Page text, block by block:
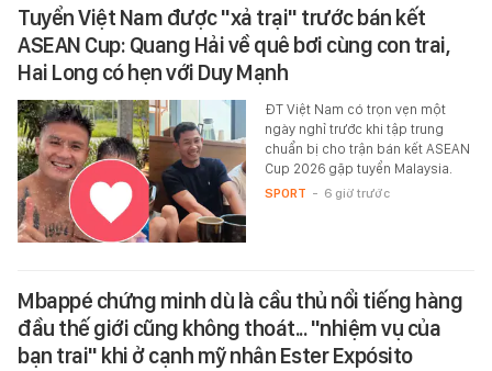
Tuyển Việt Nam được "xả trại" trước bán kết
ASEAN Cup: Quang Hải về quê bơi cùng con trai,
Hai Long có hẹn với Duy Mạnh
ĐT Việt Nam có trọn vẹn một
ngày nghỉ trước khi tập trung
chuẩn bị cho trận bán kết ASEAN
Cup 2026 gặp tuyển Malaysia.
SPORT - 6 giờ trước
Mbappé chứng minh dù là cầu thủ nổi tiếng hàng
đầu thế giới cũng không thoát... "nhiệm vụ của
bạn trai" khi ở cạnh mỹ nhân Ester Expósito